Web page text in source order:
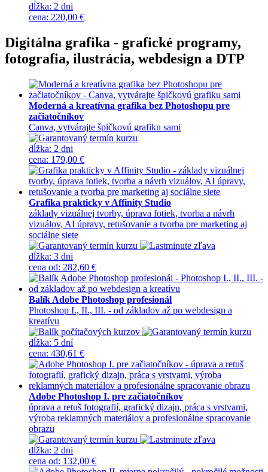
dĺžka: 2 dni
cena: 220,00 €
Digitálna grafika - grafické programy,
fotografia, ilustrácia, webdesign a DTP
Moderná a kreatívna grafika bez Photoshopu pre
začiatočníkov
Canva, vytvárajte špičkovú grafiku sami
dĺžka: 2 dni
cena: 179,00 €
Grafika prakticky v Affinity Studio
základy vizuálnej tvorby, úprava fotiek, tvorba a návrh
vizuálov, AI úpravy, retušovanie a tvorba pre marketing aj
sociálne siete
dĺžka: 3 dni
cena od: 282,60 €
Balík Adobe Photoshop profesionál
Photoshop I., II., III. - od základov až po webdesign a
kreatívu
dĺžka: 5 dní
cena: 430,61 €
Adobe Photoshop I. pre začiatočníkov
úprava a retuš fotografií, grafický dizajn, práca s vrstvami,
výroba reklamných materiálov a profesionálne spracovanie
obrazu
dĺžka: 2 dni
cena od: 132,00 €